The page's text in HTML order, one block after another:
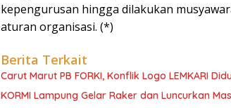
kepengurusan hingga dilakukan
aturan organisasi. (*)
Berita Terkait
Carut Marut PB FORKI, Konflik Logo LEMKARI
KORMI Lampung Gelar Raker dan Luncurkan